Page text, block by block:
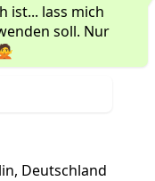
ist... lass mich
soll. Nur
Deutschland